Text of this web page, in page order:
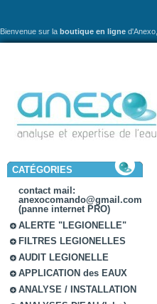
Bienvenue sur la boutique en ligne d'Anexo,
CATÉGORIES
contact mail:
anexocomando@gmail.com
(panne internet PRO)
ALERTE "LEGIONELLE"
FILTRES LEGIONELLES
AUDIT LEGIONELLE
APPLICATION des EAUX
ANALYSE / INSTALLATION